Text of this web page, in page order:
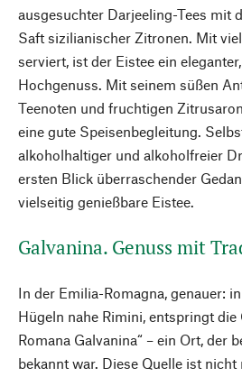
ausgesuchter Darjeeling-Tees mit
Saft sizilianischer Zitronen. Mit
serviert, ist der Eistee ein
Hochgenuss. Mit seinem süßen
Teenoten und fruchtigen
eine gute Speisenbegleitung.
alkoholhaltiger und alkoholfreier
ersten Blick überraschender
vielseitig genießbare Eistee.
Galvanina. Genuss mit
In der Emilia-Romagna, genauer:
Hügeln nahe Rimini, entspringt die
Romana Galvanina“ – ein Ort, der
bekannt war. Diese Quelle ist